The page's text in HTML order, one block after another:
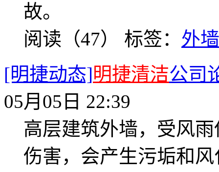
故。
阅读（47） 标签： 外
[明捷动态]明捷清洁公司
05月05日 22:39
高层建筑外墙，受风
伤害，会产生污垢和